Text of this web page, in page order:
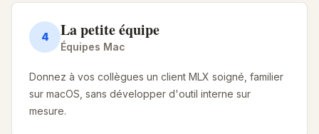
4 La petite équipe
Équipes Mac
Donnez à vos collègues un client MLX soigné, familier
sur macOS, sans développer d'outil interne sur
mesure.